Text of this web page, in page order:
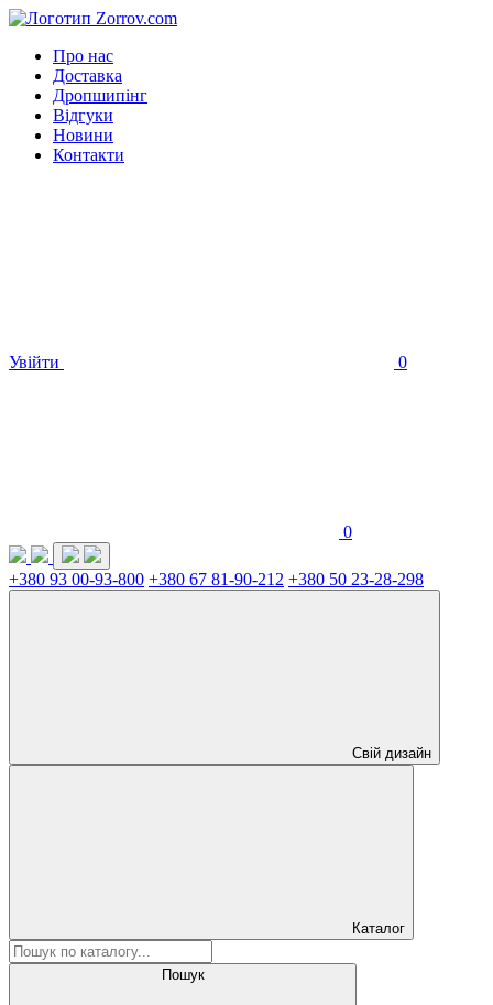
Про нас
Доставка
Дропшипінг
Відгуки
Новини
Контакти
Увійти 0
0
+380 93 00-93-800 +380 67 81-90-212 +380 50 23-28-298
Свій дизайн
Каталог
Пошук